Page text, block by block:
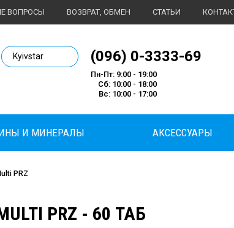
ВОПРОСЫ ВОЗВРАТ, ОБМЕН СТАТЬИ
№1 магазин спортивного питания
Kyivstar (096) 0-3333-69
Пн-Пт: 9:00 - 19:00
Сб: 10:00 - 18:00
Вс: 10:00 - 17:00
И МИНЕРАЛЫ АКСЕССУАРЫ
PRZ
PRZ - 60 ТАБ